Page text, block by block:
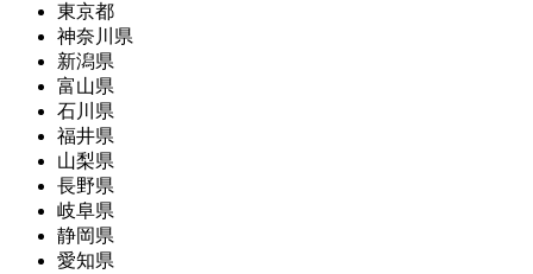
東京都
神奈川県
新潟県
富山県
石川県
福井県
山梨県
長野県
岐阜県
静岡県
愛知県